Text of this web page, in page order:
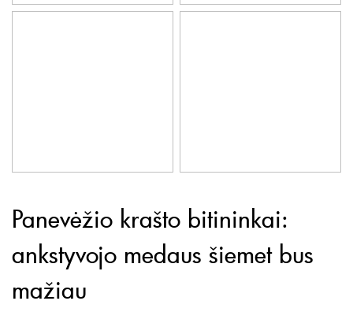
Panevėžio krašto bitininkai:
ankstyvojo medaus šiemet bus
mažiau